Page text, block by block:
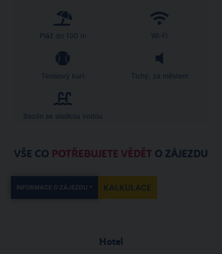
Pláž do 100 m Wi-Fi
Tenisový kurt Tichý, za městem
Bazén se sladkou vodou
VŠE CO POTŘEBUJETE VĚDĚT O ZÁJEZDU
INFORMACE O ZÁJEZDU KALKULACE
Hotel